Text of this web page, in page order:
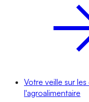
Votre veille sur
l'agroalimentaire